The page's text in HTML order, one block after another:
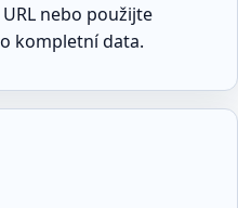
nebo použijte
kompletní data.